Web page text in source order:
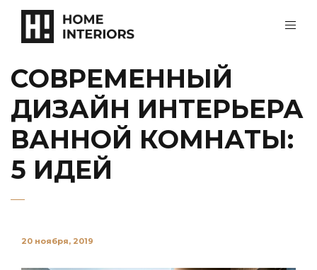
СОВРЕМЕННЫЙ
ДИЗАЙН ИНТЕРЬЕРА
ВАННОЙ КОМНАТЫ:
5 ИДЕЙ
20 ноября, 2019